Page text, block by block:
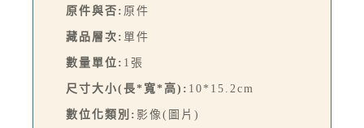
原件與否: 原件
藏品層次: 單件
數量單位: 1張
尺寸大小(長*寬*高): 10*15.2cm
數位化類別: 影像(圖片)